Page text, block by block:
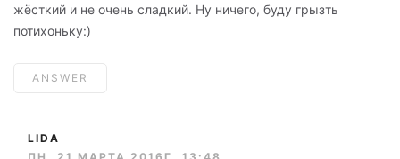
жёсткий и не очень сладкий. Ну ничего, буду грызть
потихоньку:)
ANSWER
LIDA